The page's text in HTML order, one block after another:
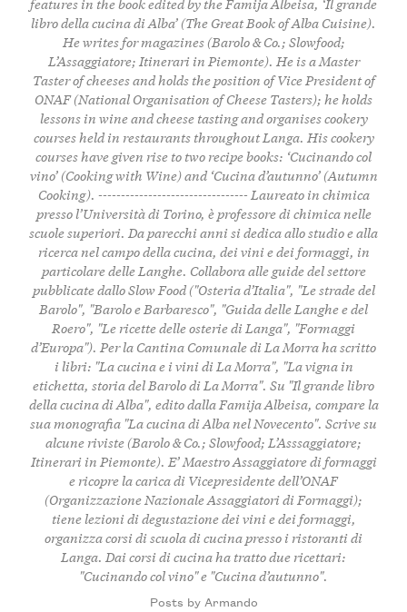
libro della cucina di Alba’ (The Great Book of Alba Cuisine).
He writes for magazines (Barolo & Co.; Slowfood;
L’Assaggiatore; Itinerari in Piemonte). He is a Master
Taster of cheeses and holds the position of Vice President of
ONAF (National Organisation of Cheese Tasters); he holds
lessons in wine and cheese tasting and organises cookery
courses held in restaurants throughout Langa. His cookery
courses have given rise to two recipe books: ‘Cucinando col
vino’ (Cooking with Wine) and ‘Cucina d’autunno’ (Autumn
Cooking). --------------------------------- Laureato in chimica
presso l’Università di Torino, è professore di chimica nelle
scuole superiori. Da parecchi anni si dedica allo studio e alla
ricerca nel campo della cucina, dei vini e dei formaggi, in
particolare delle Langhe. Collabora alle guide del settore
pubblicate dallo Slow Food ("Osteria d’Italia", "Le strade del
Barolo", "Barolo e Barbaresco", "Guida delle Langhe e del
Roero", "Le ricette delle osterie di Langa", "Formaggi
d’Europa"). Per la Cantina Comunale di La Morra ha scritto
i libri: "La cucina e i vini di La Morra", "La vigna in
etichetta, storia del Barolo di La Morra". Su "Il grande libro
della cucina di Alba", edito dalla Famija Albeisa, compare la
sua monografia "La cucina di Alba nel Novecento". Scrive su
alcune riviste (Barolo & Co.; Slowfood; L’Asssaggiatore;
Itinerari in Piemonte). E’ Maestro Assaggiatore di formaggi
e ricopre la carica di Vicepresidente dell’ONAF
(Organizzazione Nazionale Assaggiatori di Formaggi);
tiene lezioni di degustazione dei vini e dei formaggi,
organizza corsi di scuola di cucina presso i ristoranti di
Langa. Dai corsi di cucina ha tratto due ricettari:
"Cucinando col vino" e "Cucina d’autunno".
Posts by Armando